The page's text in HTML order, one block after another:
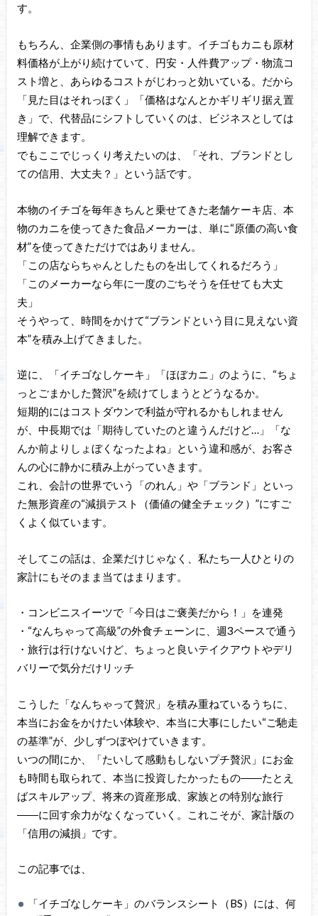
す。
もちろん、企業側の事情もあります。イチゴもカニも原材
料価格が上がり続けていて、円安・人件費アップ・物流コ
スト増と、あらゆるコストがじわっと効いている。だから
「見た目はそれっぽく」「価格はなんとかギリギリ据え置
き」で、代替品にシフトしていくのは、ビジネスとしては
理解できます。
でもここでじっくり考えたいのは、「それ、ブランドとし
ての信用、大丈夫？」という話です。
本物のイチゴを毎年きちんと乗せてきた老舗ケーキ店、本
物のカニを使ってきた食品メーカーは、単に“原価の高い食
材”を使ってきただけではありません。
「この店ならちゃんとしたものを出してくれるだろう」
「このメーカーなら年に一度のごちそうを任せても大丈
夫」
そうやって、時間をかけて“ブランドという目に見えない資
本”を積み上げてきました。
逆に、「イチゴなしケーキ」「ほぼカニ」のように、“ちょ
っとごまかした贅沢”を続けてしまうとどうなるか。
短期的にはコストダウンで利益が守れるかもしれません
が、中長期では「期待していたのと違うんだけど…」「な
んか前よりしょぼくなったよね」という違和感が、お客さ
んの心に静かに積み上がっていきます。
これ、会計の世界でいう「のれん」や「ブランド」といっ
た無形資産の“減損テスト（価値の健全チェック）”にすご
くよく似ています。
そしてこの話は、企業だけじゃなく、私たち一人ひとりの
家計にもそのまま当てはまります。
・コンビニスイーツで「今日はご褒美だから！」を連発
・“なんちゃって高級”の外食チェーンに、週3ペースで通う
・旅行は行けないけど、ちょっと良いテイクアウトやデリ
バリーで気分だけリッチ
こうした「なんちゃって贅沢」を積み重ねているうちに、
本当にお金をかけたい体験や、本当に大事にしたい“ご馳走
の基準”が、少しずつぼやけていきます。
いつの間にか、「たいして感動もしないプチ贅沢」にお金
も時間も取られて、本当に投資したかったもの――たとえ
ばスキルアップ、将来の資産形成、家族との特別な旅行
――に回す余力がなくなっていく。これこそが、家計版の
「信用の減損」です。
この記事では、
「イチゴなしケーキ」のバランスシート（BS）には、何